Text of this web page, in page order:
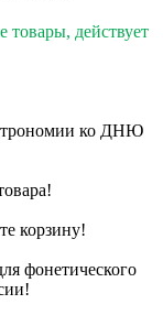
действует
ко ДНЮ
корзину!
фонетического